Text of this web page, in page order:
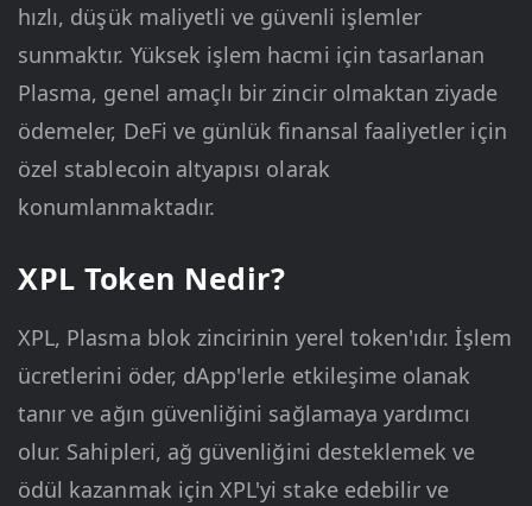
hızlı, düşük maliyetli ve güvenli işlemler
sunmaktır. Yüksek işlem hacmi için tasarlanan
Plasma, genel amaçlı bir zincir olmaktan ziyade
ödemeler, DeFi ve günlük finansal faaliyetler için
özel stablecoin altyapısı olarak
konumlanmaktadır.
XPL Token Nedir?
XPL, Plasma blok zincirinin yerel token'ıdır. İşlem
ücretlerini öder, dApp'lerle etkileşime olanak
tanır ve ağın güvenliğini sağlamaya yardımcı
olur. Sahipleri, ağ güvenliğini desteklemek ve
ödül kazanmak için XPL'yi stake edebilir ve